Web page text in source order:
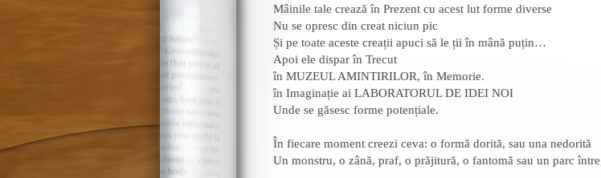
Mâinile tale crează în Prezent cu acest lut forme diverse
Nu se opresc din creat niciun pic
Și pe toate aceste creații apuci să le ții în mână puțin…
Apoi ele dispar în Trecut
în MUZEUL AMINTIRILOR, în Memorie.
în Imaginație ai LABORATORUL DE IDEI NOI
Unde se găsesc forme potențiale.
În fiecare moment creezi ceva: o formă dorită, sau una nedorită
Un monstru, o zână, praf, o prăjitură, o fantomă sau un parc